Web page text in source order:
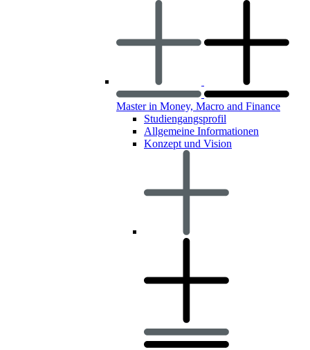
Master in Money, Macro and Finance
Studiengangsprofil
Allgemeine Informationen
Konzept und Vision